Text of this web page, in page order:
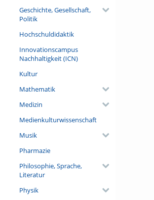
Geschichte, Gesellschaft,
Politik
Hochschuldidaktik
Innovationscampus
Nachhaltigkeit (ICN)
Kultur
Mathematik
Medizin
Medienkulturwissenschaft
Musik
Pharmazie
Philosophie, Sprache,
Literatur
Physik